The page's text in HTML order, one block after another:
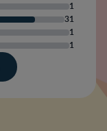
1
31
1
1